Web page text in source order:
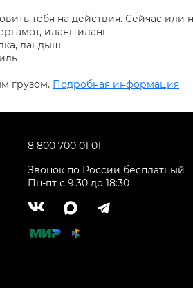
тебя на действия. Сейчас или
иланг-иланг
ландыш
грузом. Подробная информация
8 800 700 01 01
Звонок по России бесплатный
Пн-пт с 9:30 до 18:30